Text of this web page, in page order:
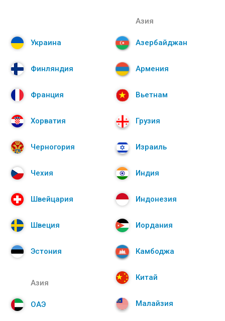
Украина
Финляндия
Франция
Хорватия
Черногория
Чехия
Швейцария
Швеция
Эстония
Азия
Азербайджан
Армения
Вьетнам
Грузия
Израиль
Индия
Индонезия
Иордания
Камбоджа
Китай
Малайзия
Азия
ОАЭ